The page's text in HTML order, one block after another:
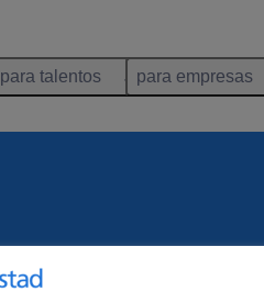
para talentos para empresas